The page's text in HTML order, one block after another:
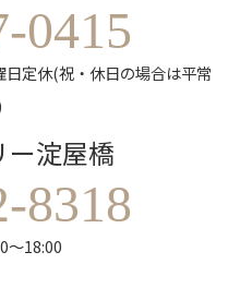
0415
定休(祝・休日の場合は平常
ー淀屋橋
8318
～18:00